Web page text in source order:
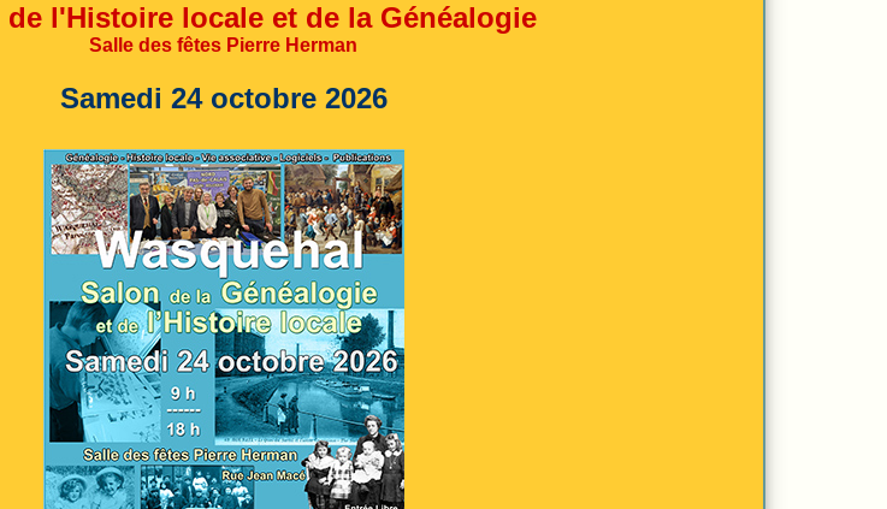
de l'Histoire locale et de la Généalogie
Salle des fêtes Pierre Herman
Samedi 24 octobre 2026